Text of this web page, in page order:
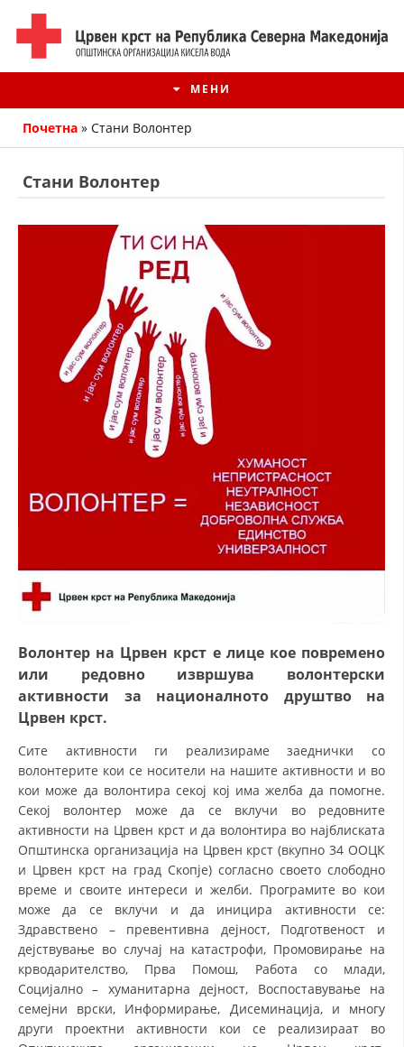
МЕНИ
ИСТОРИЈАТ НА ЦКРМ
ИСТОРИЈАТ НА ДВИЖЕЊЕТО
СТРУКТУРА НА ОРГАНИЗАЦИЈАТА
КОНТАКТ ИНФОРМАЦИИ
ЧЛЕНСТВО ВО ПРОФЕСИОНАЛНИ ТЕЛА
ЗАКОН ЗА ЦКРМ
ОРГАНИЗАЦИЈА И РАЗВОЈ
СТРУКТУРА И ОРГАНИЗАЦИОНА ПОСТАВЕНОСТ
ДИСЕМИНАЦИЈА
MЕЃУНАРОДНО ХУМАНИТАРНО ПРАВО
ПРОМОЦИЈА НА ХУМАНИ ВРЕДНОСТИ
УПОТРЕБА И ЗАШТИТА НА АМБЛЕМОТ
СОЦИЈАЛНО ХУМАНИТАРНА ДЕЈНОСТ
ПОДГОТВЕНОСТ И ДЕЈСТВО ПРИ КАТАСТРОФИ
Почетна » Стани Волонтер
Стани Волонтер
Волонтер на Црвен крст е лице кое повремено
или редовно извршува волонтерски
активности за националното друштво на
Црвен крст.
Сите активности ги реализираме заеднички со
волонтерите кои се носители на нашите активности и во
кои може да волонтира секој кој има желба да помогне.
Секој волонтер може да се вклучи во редовните
активности на Црвен крст и да волонтира во најблиската
Општинска организација на Црвен крст (вкупно 34 ООЦК
и Црвен крст на град Скопје) согласно своето слободно
време и своите интереси и желби. Програмите во кои
може да се вклучи и да иницира активности се:
Здравствено – превентивна дејност, Подготвеност и
дејствување во случај на катастрофи, Промовирање на
крводарителство, Прва Помош, Работа со млади,
Социјално – хуманитарна дејност, Воспоставување на
семејни врски, Информирање, Дисеминација, и многу
други проектни активности кои се реализираат во